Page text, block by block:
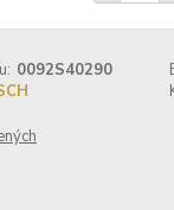
0092S40290